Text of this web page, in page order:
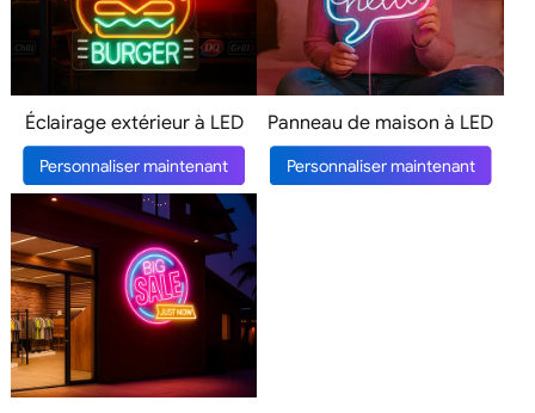
Éclairage extérieur à LED
Personnaliser maintenant
Panneau de maison à LED
Personnaliser maintenant